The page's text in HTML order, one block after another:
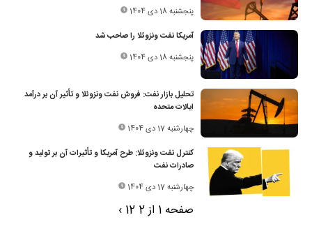
پنجشنبه 18 دی 1404
آمریکا نفت ونزوئلا را صاحب شد
پنجشنبه 18 دی 1404
تحلیل بازار نفت: فروش نفت ونزوئلا و تأثیر آن بر درآمد
ایالات متحده
چهارشنبه 17 دی 1404
کنترل نفت ونزوئلا: طرح آمریکا و تأثیرات آن بر تولید و
صادرات نفت
چهارشنبه 17 دی 1404
صفحه 1 از 2 12
›